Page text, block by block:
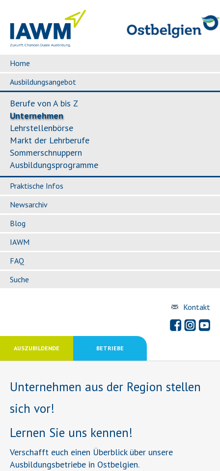
Home
Ausbildungsangebot
Berufe von A bis Z
Unternehmen
Lehrstellenbörse
Markt der Lehrberufe
Sommerschnuppern
Ausbildungsprogramme
Praktische Infos
Newsarchiv
Blog
IAWM
FAQ
Suche
Kontakt
AUSZUBILDENDE BETRIEBE
Unternehmen aus der Region stellen
sich vor!
Lernen Sie uns kennen!
Verschafft euch einen Überblick über unsere
Ausbildungsbetriebe in Ostbelgien.